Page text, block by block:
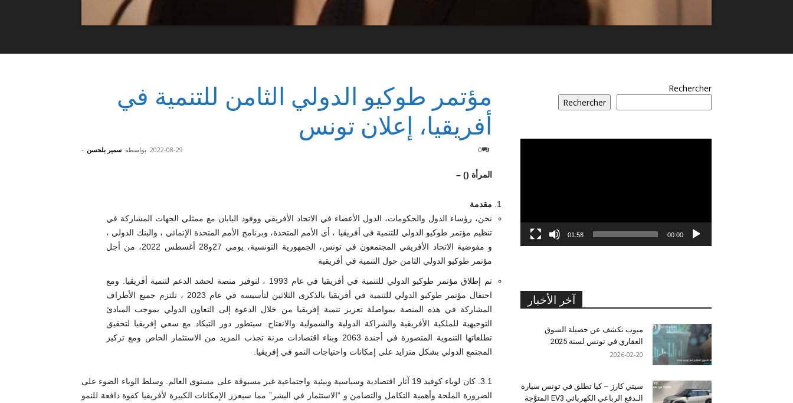
مؤتمر طوكيو الدولي الثامن للتنمية في
أفريقيا، إعلان تونس
بواسطة سمير بلحسن - 2022-08-29 0
المرأة () –
مقدمة
نحن، رؤساء الدول والحكومات، الدول الأعضاء في الاتحاد الأفريقي ووفود اليابان مع ممثلي الجهات المشاركة في
تنظيم مؤتمر طوكيو الدولي للتنمية في أفريقيا ، أي الأمم المتحدة، وبرنامج الأمم المتحدة الإنمائي ، والبنك الدولي ،
و مفوضية الاتحاد الأفريقي المجتمعون في تونس، الجمهورية التونسية، يومي 27و28 أغسطس 2022، من أجل
مؤتمر طوكيو الدولي الثامن حول التنمية في أفريقية
تم إطلاق مؤتمر طوكيو الدولي للتنمية في أفريقيا في عام 1993 ، لتوفير منصة لحشد الدعم لتنمية أفريقيا. ومع
احتفال مؤتمر طوكيو الدولي للتنمية في أفريقيا بالذكرى الثلاثين لتأسيسه في عام 2023 ، تلتزم جميع الأطراف
المشاركة في هذه المنصة بمواصلة تعزيز تنمية إفريقيا من خلال الدعوة إلى التعاون الدولي بموجب المبادئ
التوجيهية للملكية الأفريقية والشراكة الدولية والشمولية والانفتاح. سيتطور دور التيكاد مع سعي إفريقيا لتحقيق
تطلعاتها التنموية المتصورة في أجندة 2063 وبناء اقتصادات مرنة تجذب المزيد من الاستثمار الخاص ومع تركيز
المجتمع الدولي بشكل متزايد على إمكانات واحتياجات النمو في إفريقيا.
3.1. كان لوباء كوفيد 19 آثار اقتصادية وسياسية وبيئية واجتماعية غير مسبوقة على مستوى العالم. وسلط الوباء الضوء على
الضرورة الملحة وأهمية التكامل والتضامن و “الاستثمار في البشر” مما سيعزز الإمكانات الكبيرة لأفريقيا كقوة دافعة للنمو
Rechercher
Rechercher
00:00
01:58
آخر الأخبار
مبوب تكشف عن حصيلة السوق
العقاري في تونس لسنة 2025
2026-02-20
سيتي كارز – كيا تطلق في تونس سيارة
الـدفع الرباعي الكهربائي EV3 المتوَّجة